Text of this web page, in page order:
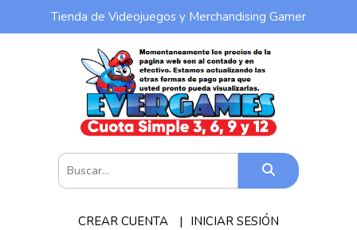
Tienda de Videojuegos y Merchandising Gamer
CREAR CUENTA INICIAR SESIÓN